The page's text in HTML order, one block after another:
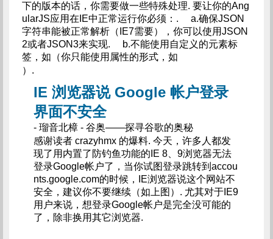
下的版本的话，你需要做一些特殊处理. 要让你的Ang
ularJS应用在IE中正常运行你必须：. a.确保JSON
字符串能被正常解析（IE7需要），你可以使用JSON
2或者JSON3来实现. b.不能使用自定义的元素标
签，如 （你只能使用属性的形式，如
）.
IE 浏览器说 Google 帐户登录
界面不安全
- 瑠音北樟 - 谷奥——探寻谷歌的奥秘
感谢读者 crazyhmx 的爆料. 今天，许多人都发
现了用内置了防钓鱼功能的IE 8、9浏览器无法
登录Google帐户了，当你试图登录跳转到accou
nts.google.com的时候，IE浏览器说这个网站不
安全，建议你不要继续（如上图）. 尤其对于IE9
用户来说，想登录Google帐户是完全没可能的
了，除非换用其它浏览器.